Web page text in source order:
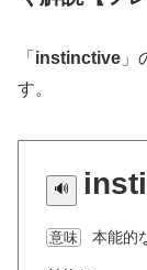
「 instinctive
す。
意味 本能的